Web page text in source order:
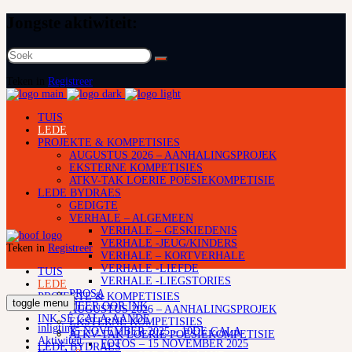
Soek
na:
Registreer
TUIS
LEDE
PROJEKTE & KOMPETISIES
AUGUSTUS 2026 – AANHALINGSPROJEK
EKSTERNE KOMPETISIES
ATKV-TAK LOERIE POËSIEKOMPETISIE
LEDE BYDRAES
GEDIGTE
VERHALE – ALGEMEEN
VERHALE – GESKIEDENIS
VERHALE -JEUG/KINDERS
VERHALE – KORTVERHALE
VERHALE -LIEFDE
VERHALE -LIEGSTORIES
PROSA
LEES MEER OOR INK
INK SE GALA-AANDE
15 NOVEMBER 2025 – 10DE GALA
FOTOS – 15 NOVEMBER 2025
Teken in Registreer
TUIS
LEDE
PROJEKTE & KOMPETISIES
AUGUSTUS 2026 – AANHALINGSPROJEK
EKSTERNE KOMPETISIES
ATKV-TAK LOERIE POËSIEKOMPETISIE
LEDE BYDRAES
toggle menu
inligting
Aktiwiteit